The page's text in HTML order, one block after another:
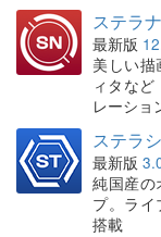
ステラ
最新版
美しい
ィタな
レーショ
ステラ
最新版
純国産の
プ。ライ
搭載